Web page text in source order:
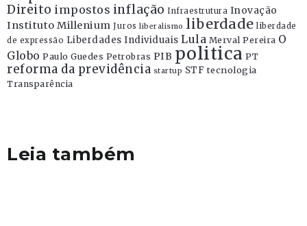
Direito impostos inflação Infraestrutura Inovação
Instituto Millenium Juros liberalismo liberdade liberdade
de expressão Liberdades Individuais Lula Merval Pereira O
Globo Paulo Guedes Petrobras PIB politica PT
reforma da previdência startup STF tecnologia
Transparência
Leia também